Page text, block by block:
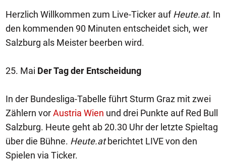
Herzlich Willkommen zum Live-Ticker aufHeute.at. In
den kommenden 90 Minuten entscheidet sich, wer
Salzburg als Meister beerben wird.
25. Mai Der Tag der Entscheidung
In der Bundesliga-Tabelle führt Sturm Graz mit zwei
Zählern vorAustria Wien und drei Punkte auf Red Bull
Salzburg. Heute geht ab 20.30 Uhr der letzte Spieltag
über die Bühne. Heute.atberichtet LIVE von den
Spielen via Ticker.